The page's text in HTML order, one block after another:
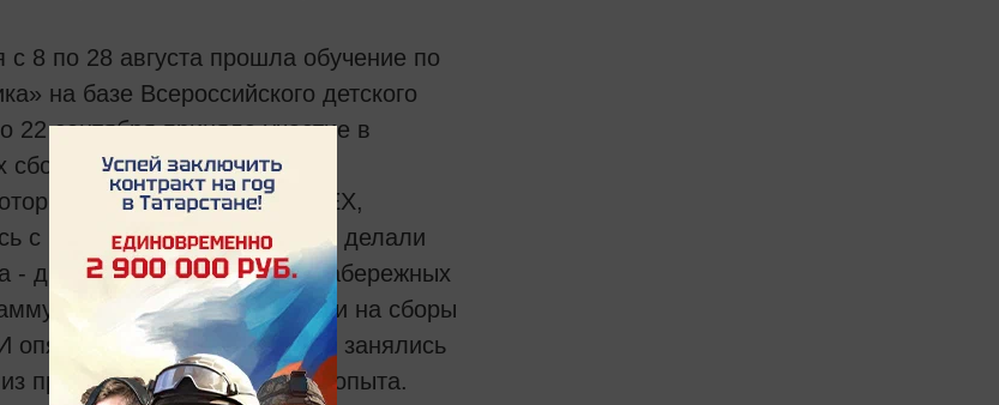
8 по 28 августа прошла обучение по
на базе Всероссийского детского
сентября приняла участие в
сборах в Москве.
научили работать с VEX,
с новыми возможностями и делали
- двух недель работали в Набережных
Потом на неделю уехали на сборы
опять в Набережных Челнах занялись
приобретенного на сборах опыта.